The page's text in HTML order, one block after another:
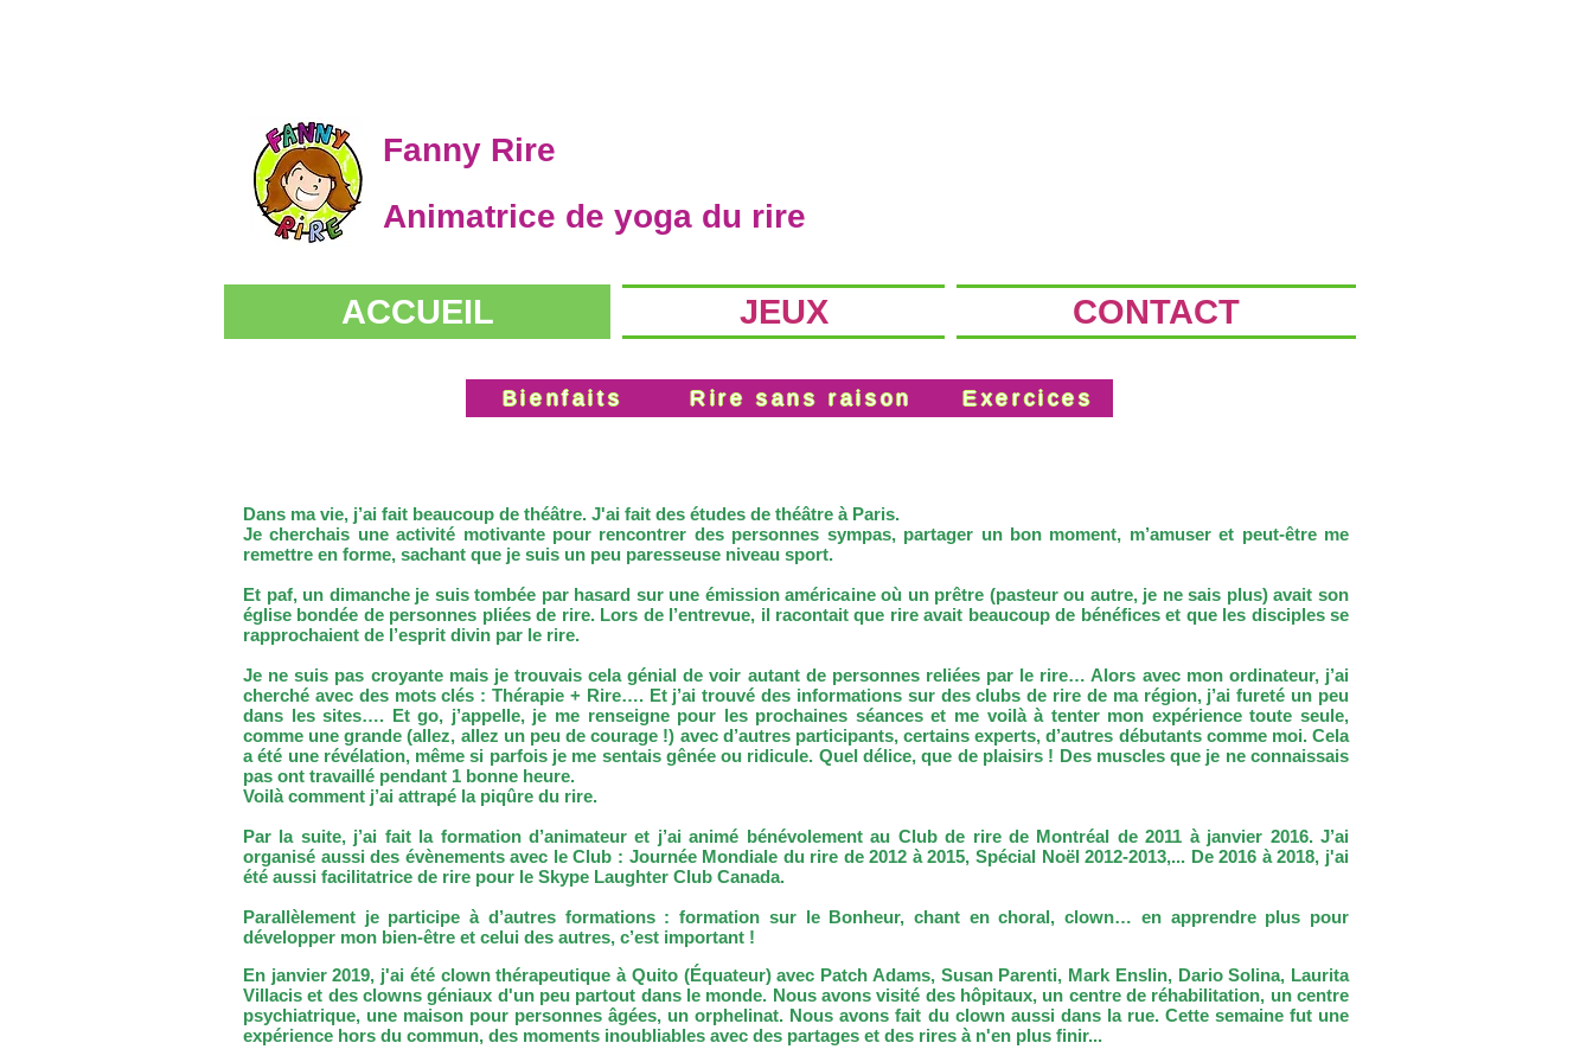
Fanny Rire
Animatrice de yoga du rire
ACCUEIL JEUX CONTACT
Bienfaits Rire sans raison Exercices
Dans ma vie, j’ai fait beaucoup de théâtre. J'ai fait des études de théâtre à Paris.
Je cherchais une activité motivante pour rencontrer des personnes sympas, partager un bon moment, m’amuser et peut-être me
remettre en forme, sachant que je suis un peu paresseuse niveau sport.
Et paf, un dimanche je suis tombée par hasard sur une émission américaine où un prêtre (pasteur ou autre, je ne sais plus) avait son
église bondée de personnes pliées de rire. Lors de l’entrevue, il racontait que rire avait beaucoup de bénéfices et que les disciples se
rapprochaient de l’esprit divin par le rire.
Je ne suis pas croyante mais je trouvais cela génial de voir autant de personnes reliées par le rire… Alors avec mon ordinateur, j’ai
cherché avec des mots clés : Thérapie + Rire…. Et j’ai trouvé des informations sur des clubs de rire de ma région, j’ai fureté un peu
dans les sites…. Et go, j’appelle, je me renseigne pour les prochaines séances et me voilà à tenter mon expérience toute seule,
comme une grande (allez, allez un peu de courage !) avec d’autres participants, certains experts, d’autres débutants comme moi. Cela
a été une révélation, même si parfois je me sentais gênée ou ridicule. Quel délice, que de plaisirs ! Des muscles que je ne connaissais
pas ont travaillé pendant 1 bonne heure.
Voilà comment j’ai attrapé la piqûre du rire.
Par la suite, j’ai fait la formation d’animateur et j’ai animé bénévolement au Club de rire de Montréal de 2011 à janvier 2016. J’ai
organisé aussi des évènements avec le Club : Journée Mondiale du rire de 2012 à 2015, Spécial Noël 2012-2013,... De 2016 à 2018, j'ai
été aussi facilitatrice de rire pour le Skype Laughter Club Canada.
Parallèlement je participe à d’autres formations : formation sur le Bonheur, chant en choral, clown… en apprendre plus pour
développer mon bien-être et celui des autres, c’est important !
En janvier 2019, j'ai été clownthérapeutique à Quito (Équateur) avec Patch Adams, Susan Parenti, Mark Enslin, Dario Solina, Laurita
Villacis et des clowns géniaux d'un peu partout dans le monde. Nous avons visité des hôpitaux, un centre de réhabilitation, un centre
psychiatrique, une maison pour personnes âgées, un orphelinat. Nous avons fait du clown aussi dans la rue. Cette semaine fut une
expérience hors du commun, des moments inoubliables avec des partages et des rires à n'en plus finir...